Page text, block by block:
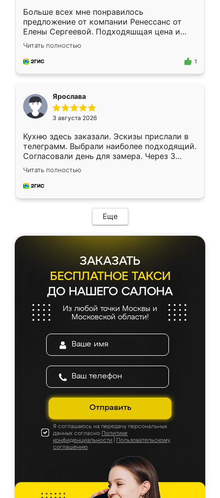
Больше всех мне понравилось
предложение от компании Ренессанс от
Елены Сергеевой. Подходяшщая цена и
короткие сроки изготовления. Приехавший
для замера сотрудник Владислав
предложил по моему эскизу самый
Читать полностью
1
Ярослава
3 августа 2026
Кухню здесь заказали. Эскизы прислали в
телеграмм. Выбрали наиболее подходящий.
Согласовали день для замера. Через 3
недели кухня была уже готова. Остались
довольны работой. Спасибо Ренессанс
мебель за качественную работу!
Читать полностью
Еще
ЗАКАЗАТЬ
БЕСПЛАТНОЕ ТАКСИ
ДО НАШЕГО САЛОНА
Из любой точки Москвы и
Московской области!
Отправить
Я соглашаюсь на передачу персональных
данных согласно Политике
конфиденциальности
Пользовательскому
соглашению